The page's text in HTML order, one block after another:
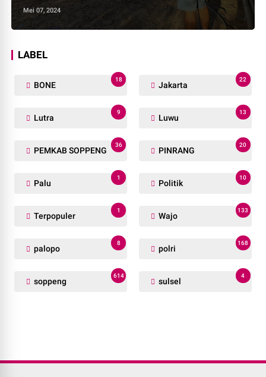
Mei 07, 2024
LABEL
BONE
18
Jakarta
22
Lutra
9
Luwu
13
PEMKAB SOPPENG
36
PINRANG
20
Palu
1
Politik
10
Terpopuler
1
Wajo
133
palopo
8
polri
168
soppeng
614
sulsel
4